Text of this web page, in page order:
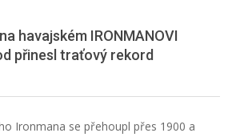
havajském IRONMANOVI
přinesl traťový rekord
Ironmana se přehoupl přes 1900 a